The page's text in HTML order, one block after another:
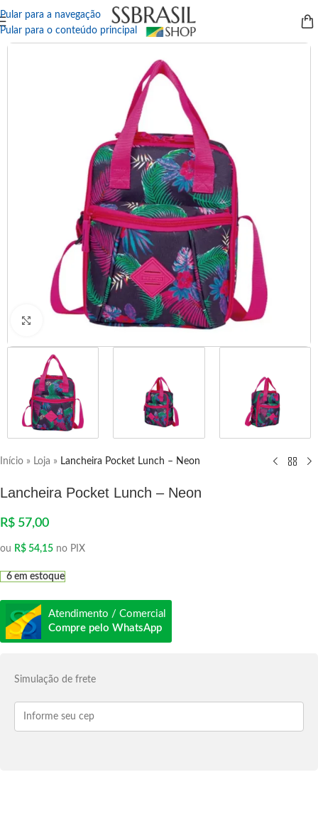
Pular para a navegação
Pular para o conteúdo principal
Clique para ampliar
Início » Loja » Lancheira Pocket Lunch – Neon
Lancheira Pocket Lunch – Neon
R$ 57,00
ou R$ 54,15 no PIX
6 em estoque
Atendimento / Comercial
Compre pelo WhatsApp
Simulação de frete